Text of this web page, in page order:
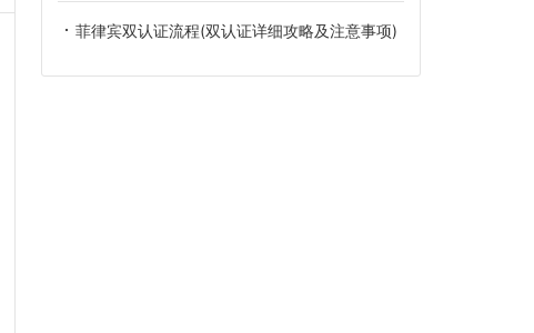
菲律宾双认证流程(双认证详细攻略及注意事项)